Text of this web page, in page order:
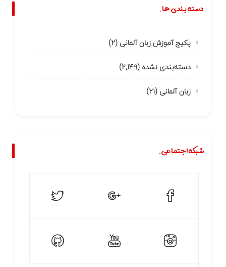
دسته بندی ها.
پکیج آموزش زبان آلمانی (۲)
دسته‌بندی نشده (۲,۱۴۹)
زبان آلمانی (۲۱)
شبکه اجتماعی.